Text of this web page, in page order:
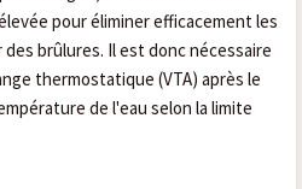
pour éliminer efficacement les
brûlures. Il est donc nécessaire
thermostatique (VTA) après le
de l'eau selon la limite